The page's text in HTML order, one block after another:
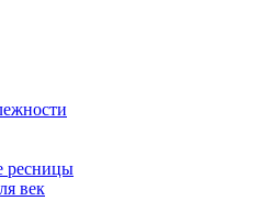
ресницы
век